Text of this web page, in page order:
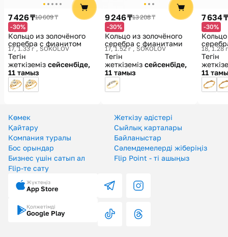
7 426 ₸10 609 ₸
-30%
Кольцо из золочёного
серебра с фианитом
17, 1.33 г SOKOLOV
Тегін
жеткіземіз сейсенбіде,
11 тамыз
9 246 ₸13 208 ₸
-30%
Кольцо из золочёного
серебра с фианитами
17, 1.52 г SOKOLOV
Тегін
жеткіземіз сейсенбіде,
11 тамыз
7 634 ₸
-30%
18, 1.28
Тегін
11
Көмек
Жеткізу әдістері
Қайтару
Сыйлық карталары
Компания туралы
Байланыстар
Бос орындар
Сәлемдемелерді жіберіңіз
Бизнес үшін сатып ал
Flip Point - ті ашыңыз
Flip-те сату
Жүктеңіз
App Store
Қолжетімді
Google Play